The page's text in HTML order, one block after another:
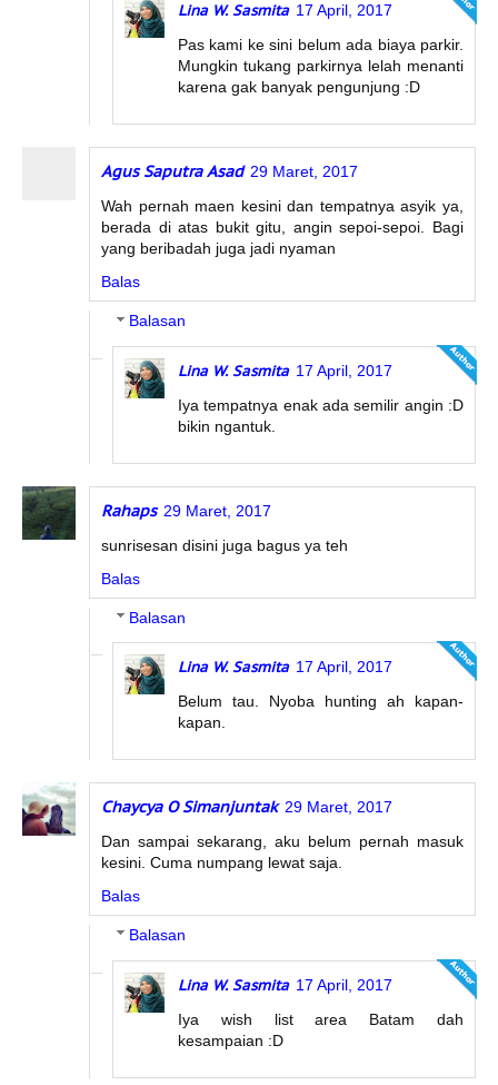
Lina W. Sasmita 17 April, 2017
Pas kami ke sini belum ada biaya parkir.
Mungkin tukang parkirnya lelah menanti
karena gak banyak pengunjung :D
Agus Saputra Asad 29 Maret, 2017
Wah pernah maen kesini dan tempatnya asyik ya,
berada di atas bukit gitu, angin sepoi-sepoi. Bagi
yang beribadah juga jadi nyaman
Balas
Balasan
Lina W. Sasmita 17 April, 2017
Iya tempatnya enak ada semilir angin :D
bikin ngantuk.
Rahaps 29 Maret, 2017
sunrisesan disini juga bagus ya teh
Balas
Balasan
Lina W. Sasmita 17 April, 2017
Belum tau. Nyoba hunting ah kapan-
kapan.
Chaycya O Simanjuntak 29 Maret, 2017
Dan sampai sekarang, aku belum pernah masuk
kesini. Cuma numpang lewat saja.
Balas
Balasan
Lina W. Sasmita 17 April, 2017
Iya wish list area Batam dah
kesampaian :D